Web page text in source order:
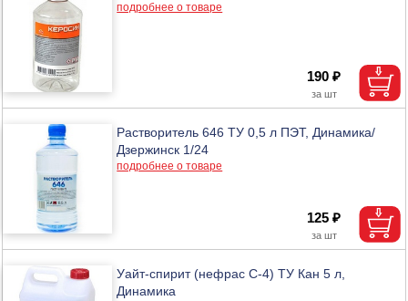
подробнее о товаре
190 ₽
Растворитель 646 ТУ 0,5 л ПЭТ, Динамика/
Дзержинск 1/24
подробнее о товаре
125 ₽
Уайт-спирит (нефрас С-4) ТУ Кан 5 л,
Динамика